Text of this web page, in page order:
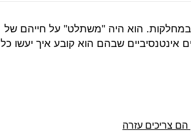
במחלקות. הוא היה "משתלט" על חייהם של
אינטנסיביים שבהם הוא קובע איך יעשו כל
צריכים עזרה